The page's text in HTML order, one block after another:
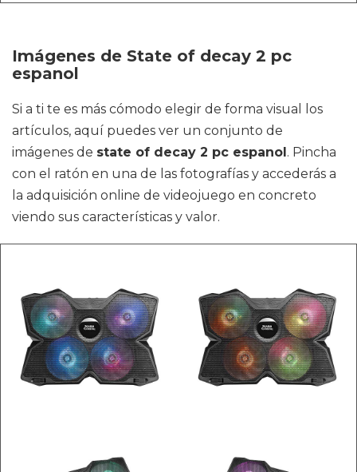
Imágenes de State of decay 2 pc
espanol
Si a ti te es más cómodo elegir de forma visual los
artículos, aquí puedes ver un conjunto de
imágenes de state of decay 2 pc espanol . Pincha
con el ratón en una de las fotografías y accederás a
la adquisición online de videojuego en concreto
viendo sus características y valor.